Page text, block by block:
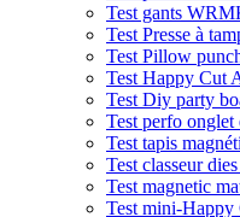
Test gants
Test Presse à
Test Pillow
Test Happy Cut
Test Diy party
Test perfo onglet
Test tapis
Test classeur
Test magnetic
Test mini-Happy